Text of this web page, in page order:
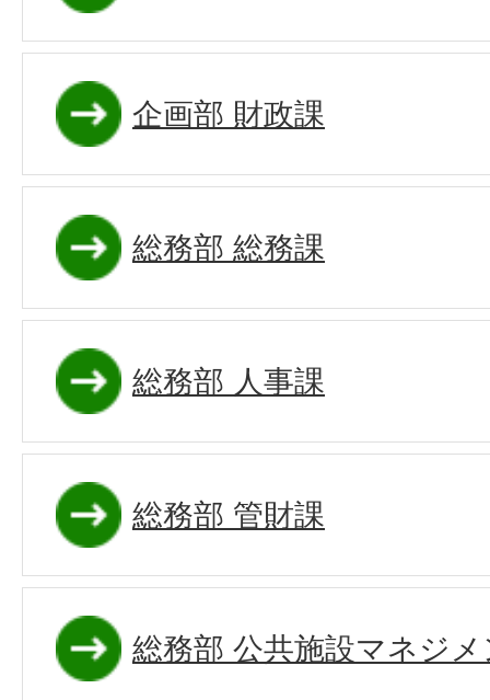
企画部 財政課
総務部 総務課
総務部 人事課
総務部 管財課
総務部 公共施設マネジ